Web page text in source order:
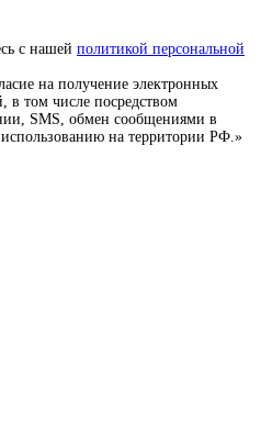
с нашей политикой персональной
на получение электронных
том числе посредством
SMS, обмен сообщениями в
на территории РФ.»